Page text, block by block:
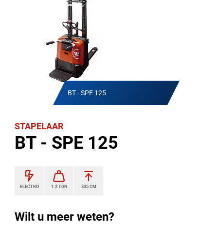
BT - SPE 125
STAPELAAR
BT - SPE 125
ELECTRO 1.2 TON 335 CM
Wilt u meer weten?